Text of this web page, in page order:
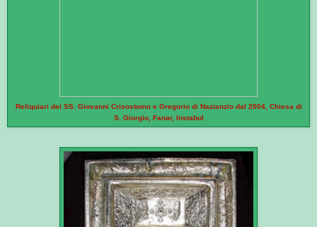
Reliquiari dei SS. Giovanni Crisostomo e Gregorio di Nazianzio dal 2004, Chiesa di
S. Giorgio, Fanar, Instabul